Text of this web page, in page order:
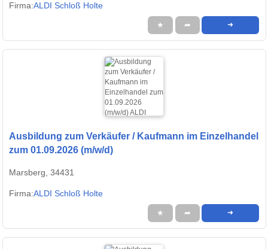
Firma:ALDI Schloß Holte
★ ➦ ➜
Ausbildung zum Verkäufer / Kaufmann im Einzelhandel
zum 01.09.2026 (m/w/d)
Marsberg, 34431
Firma:ALDI Schloß Holte
★ ➦ ➜